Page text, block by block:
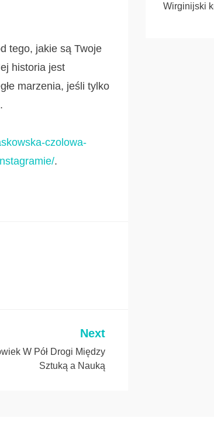
tego, jakie są Twoje
historia jest
marzenia, jeśli tylko
czolowa-
.
Next
W Pół Drogi Między
Sztuką a Nauką
Wirginijski